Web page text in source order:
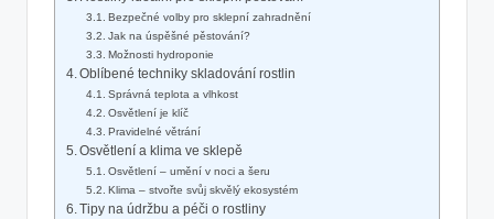
Bezpečné volby pro sklepní zahradnění
Jak na úspěšné pěstování?
Možnosti hydroponie
Oblíbené techniky skladování rostlin
Správná‍ teplota a vlhkost
Osvětlení je klíč
Pravidelné‌ větrání
Osvětlení a klima ve sklepě
Osvětlení – umění‌ v noci a šeru
Klima ‌– stvořte svůj skvělý ekosystém
Tipy​ na údržbu a péči ‌o rostliny